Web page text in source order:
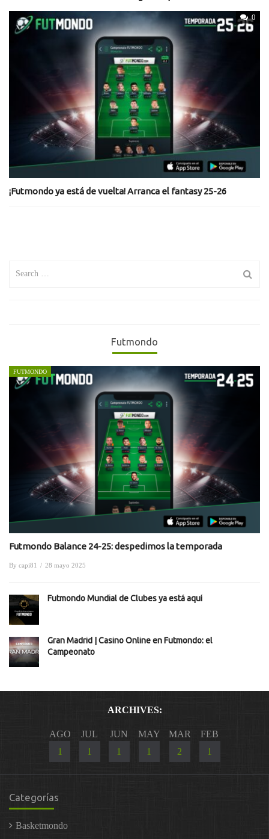
0
¡Futmondo ya está de vuelta! Arranca el fantasy 25-26
Futmondo
FUTMONDO
Futmondo Balance 24-25: despedimos la temporada
By capi81 / 28 mayo 2025
Futmondo Mundial de Clubes ya está aquí
Gran Madrid | Casino Online en Futmondo: el
Campeonato
ARCHIVES:
AGO
1
JUL
1
JUN
1
MAY
1
MAR
2
FEB
1
Categorías
Basketmondo